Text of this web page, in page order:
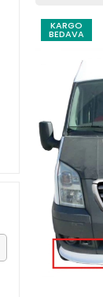
KARGO
BEDAVA